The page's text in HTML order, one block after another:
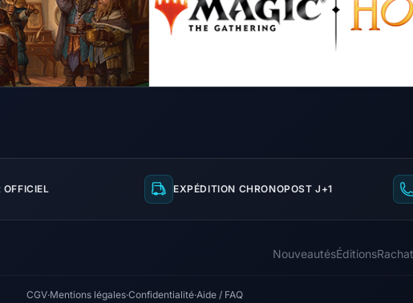
OFFICIEL EXPÉDITION CHRONOPOST J+1
NouveautésÉditions
CGV·Mentions légales·Confidentialité·Aide / FAQ